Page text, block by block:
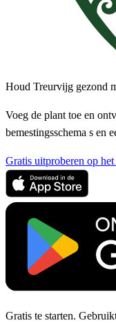
Houd Treurvijg gezond
Voeg de plant toe en
bemestingsschema s en
Gratis uitproberen op
Gratis te starten.